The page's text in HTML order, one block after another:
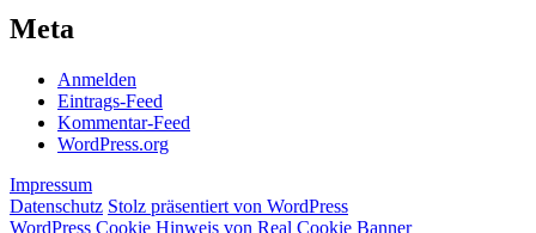
Meta
Anmelden
Eintrags-Feed
Kommentar-Feed
WordPress.org
Impressum
Datenschutz Stolz präsentiert von WordPress
WordPress Cookie Hinweis von Real Cookie Banner